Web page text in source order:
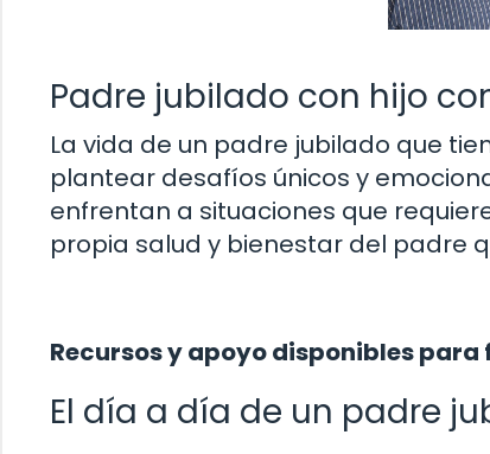
Padre jubilado con hijo
La vida de un padre jubilado que
plantear desafíos únicos y
enfrentan a situaciones que
propia salud y bienestar del padre
Recursos y apoyo disponibles
El día a día de un padre